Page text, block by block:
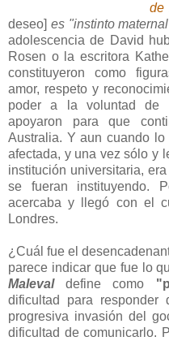
de
deseo] es "instinto
adolescencia de David
Rosen o la escritora
constituyeron como
amor, respeto y
poder a la voluntad de
apoyaron para que
Australia. Y aun cuando
afectada, y una vez sólo y
institución universitaria,
se fueran instituyendo.
acercaba y llegó con el
Londres.
¿Cuál fue el
parece indicar que fue lo
Malevaldefine como
dificultad para
progresiva invasión del
dificultad de comunicarlo.